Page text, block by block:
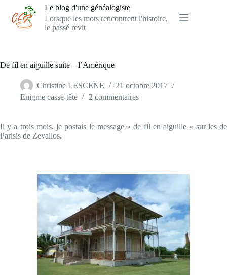
contenu
Le blog d'une généalogiste
Lorsque les mots rencontrent l'histoire,
le passé revit
De fil en aiguille suite – l’Amérique
Christine LESCENE
21 octobre 2017
Enigme casse-tête
2 commentaires
Il y a trois mois, je postais le message « de fil en aiguille » sur les de
Parisis de Zevallos.